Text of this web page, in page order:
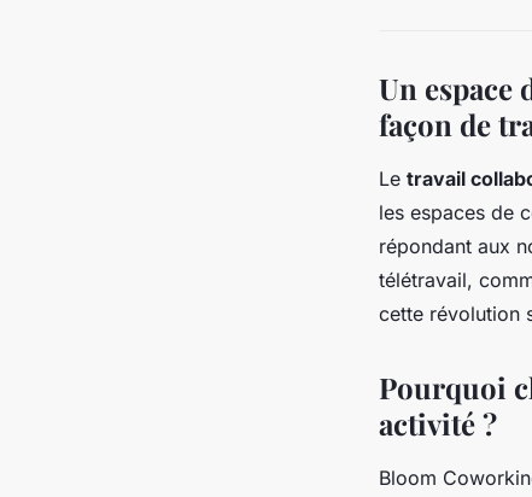
Un espace
façon de
Le travail
les espaces de
répondant aux
télétravail,
cette révolution
Pourquoi
activité ?
Bloom